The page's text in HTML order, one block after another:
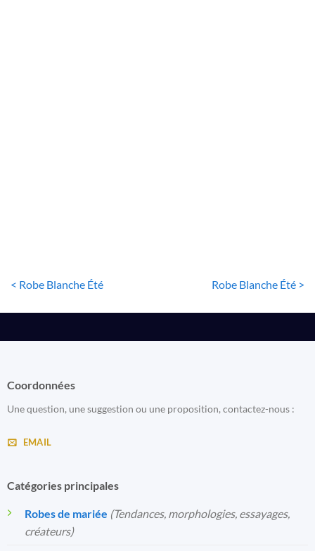
< Robe Blanche Été Robe Blanche Été >
Coordonnées
Une question, une suggestion ou une proposition, contactez-nous :
EMAIL
Catégories principales
Robes de mariée (Tendances, morphologies, essayages,
créateurs)